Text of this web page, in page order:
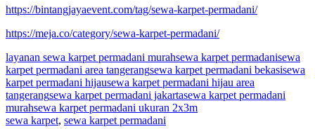
https://bintangjayaevent.com/tag/sewa-karpet-permadani/
https://meja.co/category/sewa-karpet-permadani/
layanan sewa karpet permadani murahsewa karpet permadanisewa
karpet permadani area tangerangsewa karpet permadani bekasisewa
karpet permadani hijausewa karpet permadani hijau area
tangerangsewa karpet permadani jakartasewa karpet permadani
murahsewa karpet permadani ukuran 2x3m
sewa karpet, sewa karpet permadani